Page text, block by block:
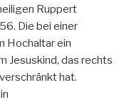
Ruppert
Die bei einer
Hochaltar ein
Jesuskind, das rechts
hat.